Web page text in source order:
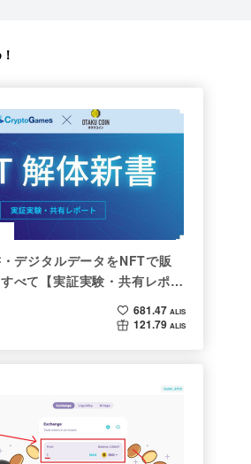
デジタルデータをNFTで販
べて【実証実験・共有レポー
681.47 ALIS
121.79 ALIS